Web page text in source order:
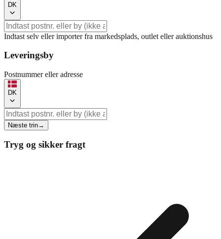
DK
Indtast selv eller importer fra markedsplads, outlet eller auktionshus
Leveringsby
Postnummer eller adresse
DK
Næste trin→
Tryg og sikker fragt